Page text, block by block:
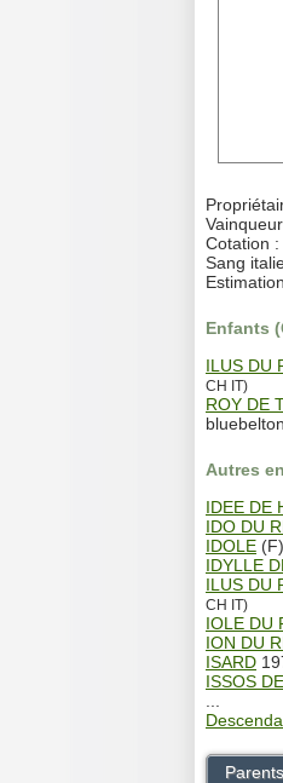
Cotation :
Sang
Enfants
ILUS DU
CH IT)
ROY DE
bluebelton
Autres
IDEE DE
IDO DU
IDOLE
IDYLLE
ILUS DU
CH IT)
IOLE DU
ION DU
ISARD
ISSOS